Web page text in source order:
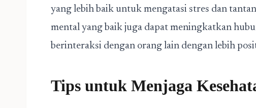
yang lebih baik untuk mengatasi stres dan
mental yang baik juga dapat meningkatkan
berinteraksi dengan orang lain dengan lebih
Tips untuk Menjaga